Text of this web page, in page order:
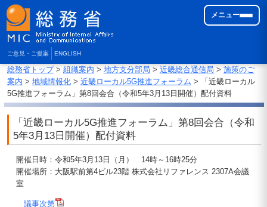
ご意見・ご提案 ENGLISH
メニュー
総務省トップ> 組織案内 > 地方支分部局 > 近畿総合通信局 > 施策のご
案内 > 地域情報化> 近畿ローカル5G推進フォーラム > 「近畿ローカル
5G推進フォーラム」第8回会合（令和5年3月13日開催）配付資料
「近畿ローカル5G推進フォーラム」第8回会合（令和
5年3月13日開催）配付資料
開催日時：令和5年3月13日（月） 14時～16時25分
開催場所：大阪駅前第4ビル23階 株式会社リファレンス 2307A会議
室
議事次第